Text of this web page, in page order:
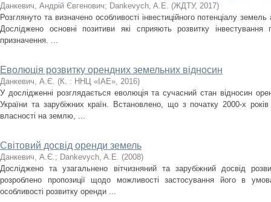
Данкевич, Андрій Євгенович; Dankevych, A.E. (ЖДТУ, 2017)
Розглянуто та визначено особливості інвестиційного потенціалу
Досліджено основні позитиви які сприяють розвитку інвестування
призначення. ...
Еволюція розвитку орендних земельних відносин
Данкевич, А.Є. (К. : ННЦ «ІАЕ», 2016)
У дослідженні розглядається еволюція та сучасний стан відносин
України та зарубіжних країн. Встановлено, що з початку 2000-х
власності на землю, ...
Світовий досвід оренди земель
Данкевич, А.Є.; Dankevych, A.E. (2008)
Досліджено та узагальнено вітчизняний та зарубіжний досвід
розроблено пропозиції щодо можливості застосування його в
особливості розвитку оренди ...